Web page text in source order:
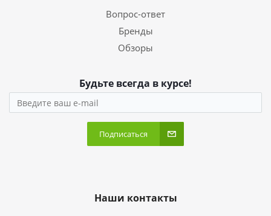
Вопрос-ответ
Бренды
Обзоры
Будьте всегда в курсе!
Подписаться
Наши контакты